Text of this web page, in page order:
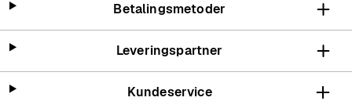
Betalingsmetoder
Leveringspartner
Kundeservice